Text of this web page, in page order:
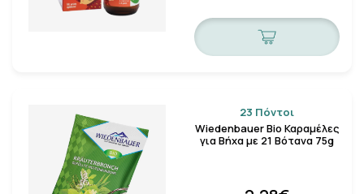
23 Πόντοι
Wiedenbauer Bio Καραμέλες
για Βήχα με 21 Βότανα 75g